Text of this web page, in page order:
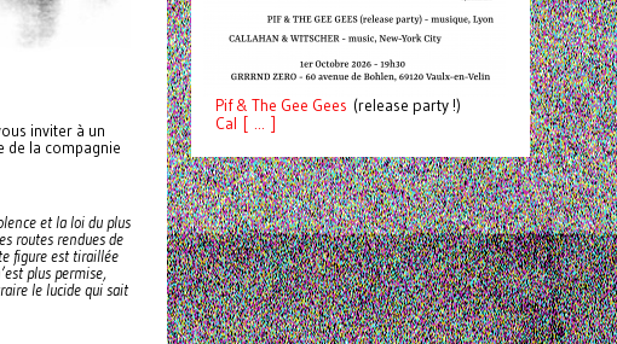
inviter à un
de la compagnie
et la loi du plus
routes rendues de
figure est tiraillée
plus permise,
le lucide qui sait
Pif& The Gee Gees (release party !)
Cal [ ... ]